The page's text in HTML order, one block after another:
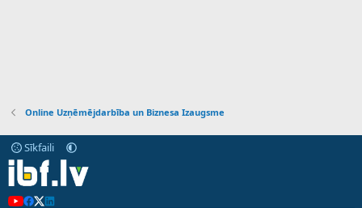
Online Uzņēmējdarbība un Biznesa Izaugsme
Sīkfaili